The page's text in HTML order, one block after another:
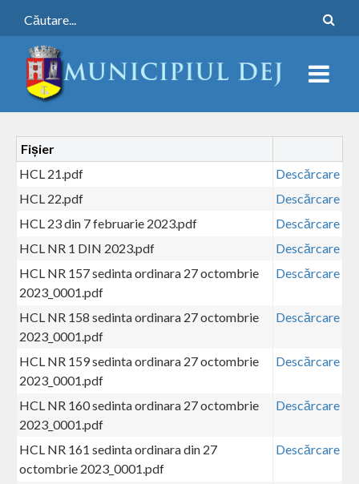
Fișier
HCL 21.pdf
Descărcare
HCL 22.pdf
Descărcare
HCL 23 din 7 februarie 2023.pdf
Descărcare
HCL NR 1 DIN 2023.pdf
Descărcare
HCL NR 157 sedinta ordinara 27 octombrie
2023_0001.pdf
Descărcare
HCL NR 158 sedinta ordinara 27 octombrie
2023_0001.pdf
Descărcare
HCL NR 159 sedinta ordinara 27 octombrie
2023_0001.pdf
Descărcare
HCL NR 160 sedinta ordinara 27 octombrie
2023_0001.pdf
Descărcare
HCL NR 161 sedinta ordinara din 27
octombrie 2023_0001.pdf
Descărcare